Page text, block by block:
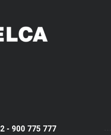
- 900 775 777